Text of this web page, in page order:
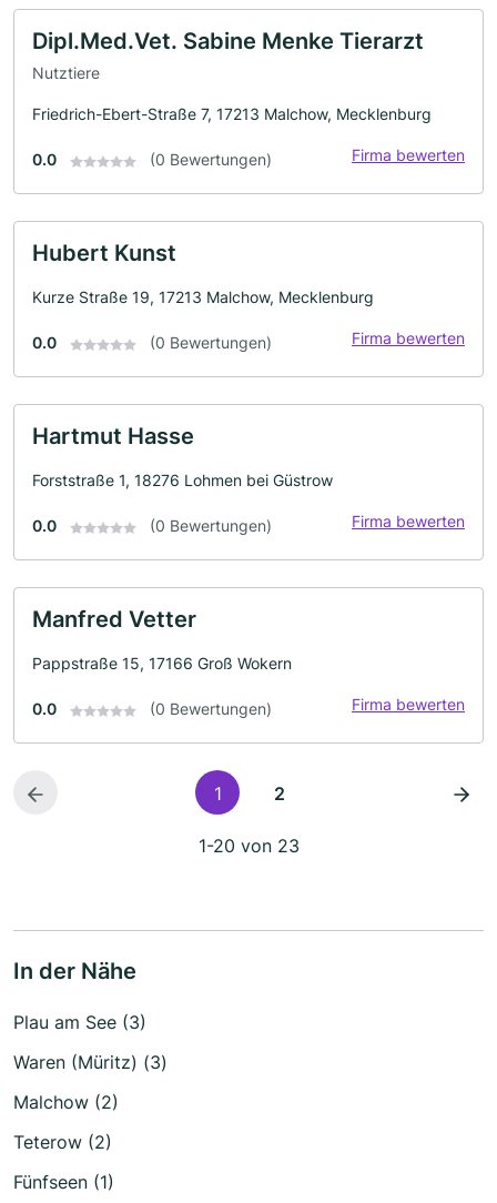
Dipl.Med.Vet. Sabine Menke Tierarzt
Nutztiere
Friedrich-Ebert-Straße 7, 17213 Malchow, Mecklenburg
0.0 (0 Bewertungen) Firma bewerten
Hubert Kunst
Kurze Straße 19, 17213 Malchow, Mecklenburg
0.0 (0 Bewertungen) Firma bewerten
Hartmut Hasse
Forststraße 1, 18276 Lohmen bei Güstrow
0.0 (0 Bewertungen) Firma bewerten
Manfred Vetter
Pappstraße 15, 17166 Groß Wokern
0.0 (0 Bewertungen) Firma bewerten
1 2
1-20 von 23
In der Nähe
Plau am See (3)
Waren (Müritz) (3)
Malchow (2)
Teterow (2)
Fünfseen (1)